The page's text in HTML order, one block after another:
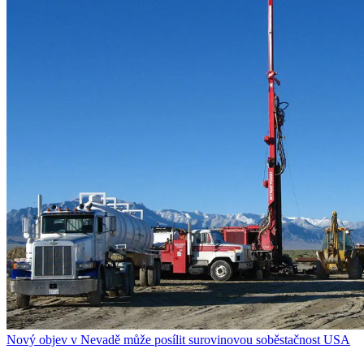
Nový objev v Nevadě může posílit surovinovou soběstačnost USA